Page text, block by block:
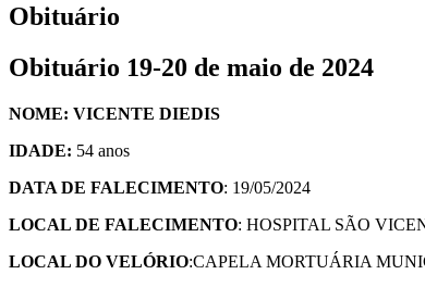
Obituário
Obituário 19-20 de maio de 2024
NOME: VICENTE DIEDIS
IDADE: 54 anos
DATA DE FALECIMENTO: 19/05/2024
LOCAL DE FALECIMENTO: HOSPITAL SÃO
LOCAL DO VELÓRIO:CAPELA MORTUÁRIA